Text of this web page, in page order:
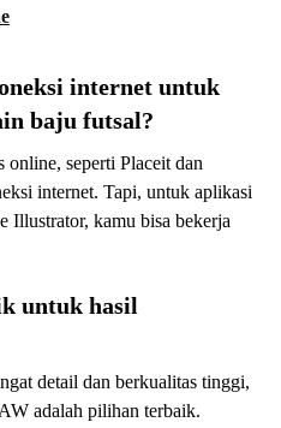
internet untuk
baju futsal?
online, seperti Placeit dan
internet. Tapi, untuk aplikasi
Illustrator, kamu bisa bekerja
untuk hasil
detail dan berkualitas tinggi,
adalah pilihan terbaik.